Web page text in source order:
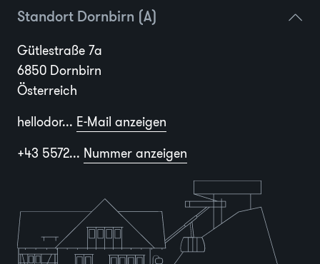
Standort Dornbirn (A)
Gütlestraße 7a
6850 Dornbirn
Österreich
hellodor... E-Mail anzeigen
+43 5572... Nummer anzeigen